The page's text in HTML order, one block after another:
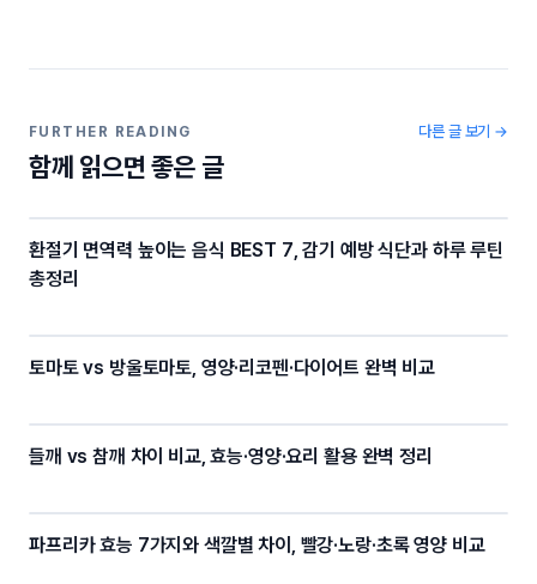
b
o
k
a
Li
FURTHER READING
함께 읽으면 좋은 글
다른 글 보기 →
환절기 면역력 높이는 음식 BEST 7, 감기 예방 식단과 하루 루틴
총정리
토마토 vs 방울토마토, 영양·리코펜·다이어트 완벽 비교
들깨 vs 참깨 차이 비교, 효능·영양·요리 활용 완벽 정리
파프리카 효능 7가지와 색깔별 차이, 빨강·노랑·초록 영양 비교